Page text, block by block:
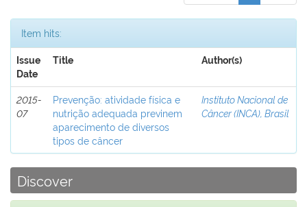
Item hits:
Issue
Date
Title Author(s)
2015-
07
Prevenção: atividade física e
nutrição adequada previnem
aparecimento de diversos
tipos de câncer
Instituto Nacional de
Câncer (INCA), Brasil
Discover